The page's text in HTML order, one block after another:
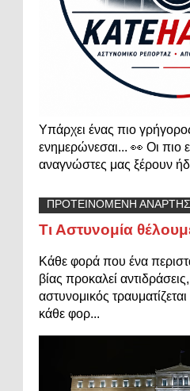
Υπάρχει ένας πιο
ενημερώνεσαι... 👀 Οι πιο
αναγνώστες μας ξέρουν
ΠΡΟΤΕΙΝΟΜΕΝΗ
Τι Αστυνομία
Κάθε φορά που ένα
βίας προκαλεί
αστυνομικός
κάθε φορ...